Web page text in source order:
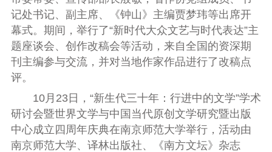
记处书记、副主席、《钟山》主编贾梦玮等出席开
幕式。 期间，举行了“新时代大众文艺与时代表达”主
题座谈会、创作改稿会等活动，来自全国的资深期
刊主编参与交流，并对当地作家作品进行了改稿点
评。
10月23日，“新生代三十年：行进中的文学”学术
研讨会暨世界文学与中国当代原创文学研究暨出版
中心成立四周年庆典在南京师范大学举行， 活动由
南京师范大学、译林出版社、
《南方文坛》 杂志